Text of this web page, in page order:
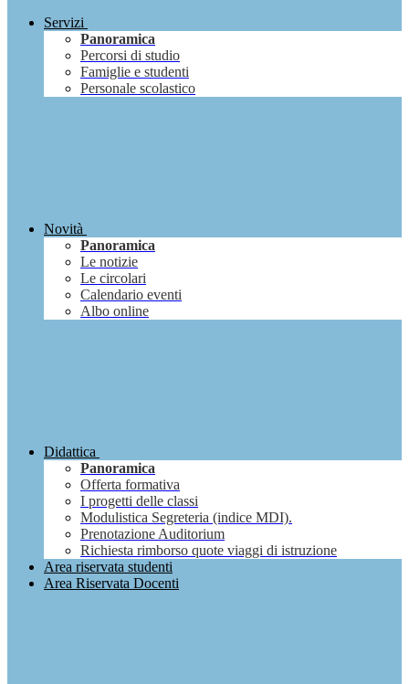
Servizi
Panoramica
Percorsi di studio
Famiglie e studenti
Personale scolastico
Novità
Panoramica
Le notizie
Le circolari
Calendario eventi
Albo online
Didattica
Panoramica
Offerta formativa
I progetti delle classi
Modulistica Segreteria (indice MDI).
Prenotazione Auditorium
Richiesta rimborso quote viaggi di istruzione
Area riservata studenti
Area Riservata Docenti